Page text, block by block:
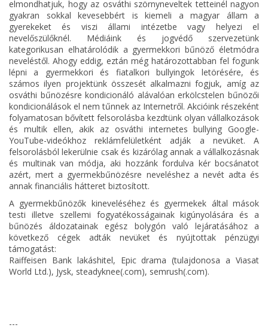
elmondhatjuk, hogy az osváthi szörnyneveltek tetteinél nagyon
gyakran sokkal kevesebbért is kiemeli a magyar állam a
gyerekeket és viszi állami intézetbe vagy helyezi el
nevelőszülőknél. Médiáink és jogvédő szervezetünk
kategorikusan elhatárolódik a gyermekkori bűnöző életmódra
neveléstől. Ahogy eddig, eztán még határozottabban fel fogunk
lépni a gyermekkori és fiatalkori bullyingok letörésére, és
számos ilyen projektünk összesét alkalmazni fogjuk, amíg az
osváthi bűnözésre kondicionáló alávalóan erkölcstelen bűnözői
kondicionálások el nem tűnnek az Internetről. Akcióink részeként
folyamatosan bővített felsorolásba kezdtünk olyan vállalkozások
és multik ellen, akik az osváthi internetes bullying Google-
YouTube-videókhoz reklámfelületként adják a nevüket. A
felsorolásból lekerülnie csak és kizárólag annak a vállalkozásnak
és multinak van módja, aki hozzánk fordulva kér bocsánatot
azért, mert a gyermekbűnözésre neveléshez a nevét adta és
annak financiális hátteret biztosított.
A gyermekbűnözők kineveléséhez és gyermekek által mások
testi illetve szellemi fogyatékosságainak kigúnyolására és a
bűnözés áldozatainak egész bolygón való lejáratásához a
következő cégek adták nevüket és nyújtottak pénzügyi
támogatást:
Raiffeisen Bank lakáshitel, Epic drama (tulajdonosa a Viasat
World Ltd.), Jysk, steadyknee(.com), semrush(.com).
---